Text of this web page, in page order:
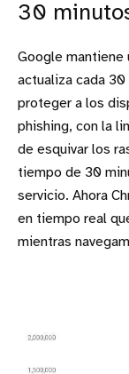
30
Google mantiene
actualiza cada
proteger a los
phishing, con la
de esquivar los
tiempo de 30
servicio. Ahora
en tiempo real
mientras